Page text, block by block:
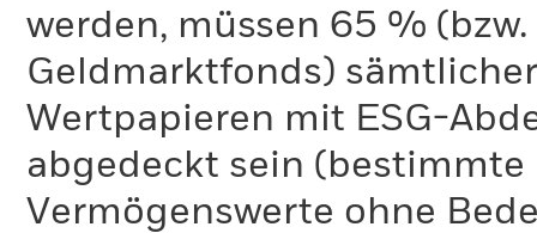
werden, müssen 65 %
Geldmarktfonds)
Wertpapieren mit ESG-
abgedeckt sein
Vermögenswerte ohne